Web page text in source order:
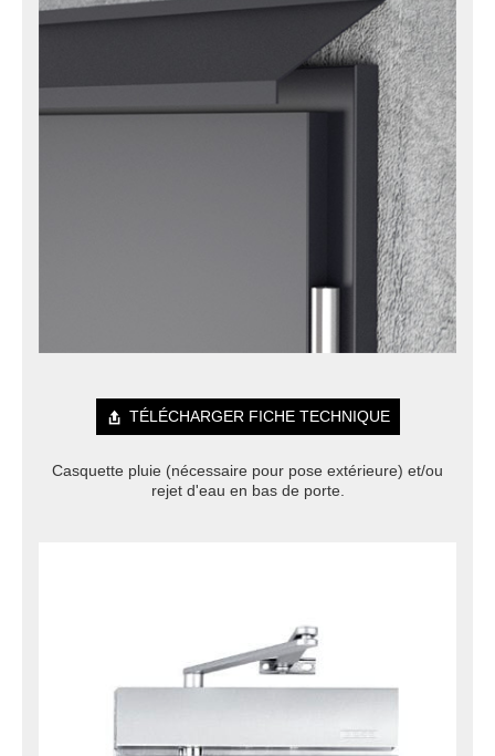
TÉLÉCHARGER FICHE TECHNIQUE
Casquette pluie (nécessaire pour pose extérieure) et/ou
rejet d'eau en bas de porte.